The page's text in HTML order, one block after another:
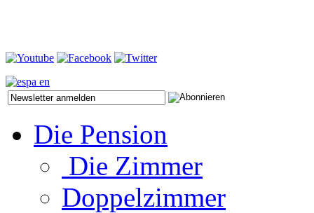
Die Pension
Die Zimmer
Doppelzimmer